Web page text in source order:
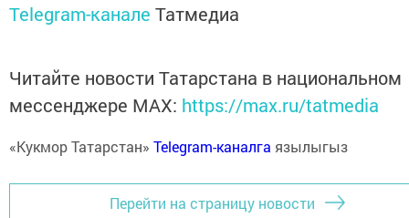
Telegram-канале Татмедиа
Читайте новости Татарстана в национальном
мессенджере MАХ: https://max.ru/tatmedia
«Кукмор Татарстан» Telegram-каналга язылыгыз
Перейти на страницу новости